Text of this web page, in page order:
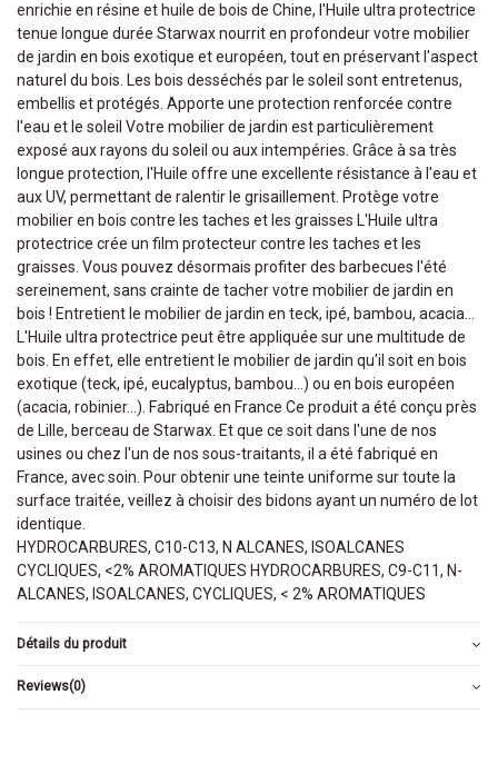
enrichie en résine et huile de bois de Chine, l'Huile ultra protectrice
tenue longue durée Starwax nourrit en profondeur votre mobilier
de jardin en bois exotique et européen, tout en préservant l'aspect
naturel du bois. Les bois desséchés par le soleil sont entretenus,
embellis et protégés. Apporte une protection renforcée contre
l'eau et le soleil Votre mobilier de jardin est particulièrement
exposé aux rayons du soleil ou aux intempéries. Grâce à sa très
longue protection, l'Huile offre une excellente résistance à l'eau et
aux UV, permettant de ralentir le grisaillement. Protège votre
mobilier en bois contre les taches et les graisses L'Huile ultra
protectrice crée un film protecteur contre les taches et les
graisses. Vous pouvez désormais profiter des barbecues l'été
sereinement, sans crainte de tacher votre mobilier de jardin en
bois ! Entretient le mobilier de jardin en teck, ipé, bambou, acacia...
L'Huile ultra protectrice peut être appliquée sur une multitude de
bois. En effet, elle entretient le mobilier de jardin qu'il soit en bois
exotique (teck, ipé, eucalyptus, bambou...) ou en bois européen
(acacia, robinier...). Fabriqué en France Ce produit a été conçu près
de Lille, berceau de Starwax. Et que ce soit dans l'une de nos
usines ou chez l'un de nos sous-traitants, il a été fabriqué en
France, avec soin. Pour obtenir une teinte uniforme sur toute la
surface traitée, veillez à choisir des bidons ayant un numéro de lot
identique.
HYDROCARBURES, C10-C13, N ALCANES, ISOALCANES
CYCLIQUES, <2% AROMATIQUES HYDROCARBURES, C9-C11, N-
ALCANES, ISOALCANES, CYCLIQUES, < 2% AROMATIQUES
Détails du produit
Reviews(0)